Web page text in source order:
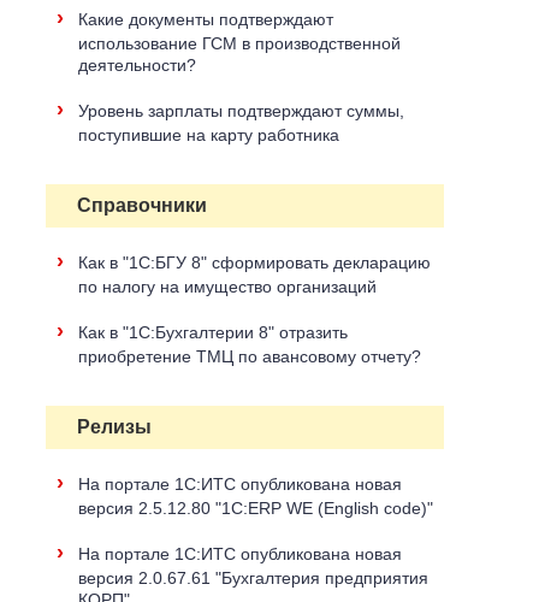
›
Какие документы подтверждают
использование ГСМ в производственной
деятельности?
›
Уровень зарплаты подтверждают суммы,
поступившие на карту работника
Справочники
›
Как в "1С:БГУ 8" сформировать декларацию
по налогу на имущество организаций
›
Как в "1С:Бухгалтерии 8" отразить
приобретение ТМЦ по авансовому отчету?
Релизы
›
На портале 1С:ИТС опубликована новая
версия 2.5.12.80 "1C:ERP WE (English code)"
›
На портале 1С:ИТС опубликована новая
версия 2.0.67.61 "Бухгалтерия предприятия